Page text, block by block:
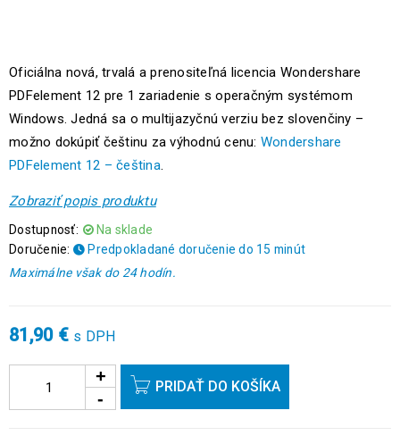
Oficiálna nová, trvalá a prenositeľná licencia Wondershare
PDFelement 12 pre 1 zariadenie s operačným systémom
Windows. Jedná sa o multijazyčnú verziu bez slovenčiny –
možno dokúpiť češtinu za výhodnú cenu: Wondershare
PDFelement 12 – čeština.
Zobraziť popis produktu
Dostupnosť:
Na sklade
Doručenie:
Predpokladané doručenie do 15 minút
Maximálne však do 24 hodín.
81,90 € s DPH
PRIDAŤ DO KOŠÍKA